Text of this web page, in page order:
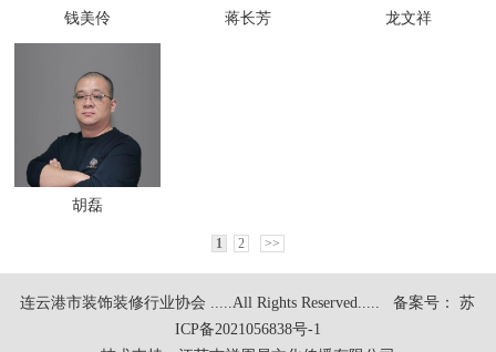
钱美伶 蒋长芳 龙文祥
胡磊
1 2 >>
连云港市装饰装修行业协会 .....All Rights Reserved.....备案号： 苏
ICP备2021056838号-1